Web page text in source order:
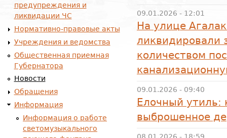
09.01.2026 - 12:01
На улице
ликвидировали
количеством
09.01.2026 - 09:40
Елочный утиль:
выброшенное
предупреждения и
ликвидации ЧС
Нормативно-правовые акты
Учреждения и ведомства
Общественная приемная
Губернатора
Новости
Обращения
Информация
Информация о работе
светомузыкального